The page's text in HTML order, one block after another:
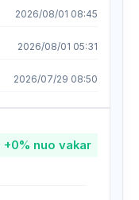
2026/08/01 08:45
2026/08/01 05:31
2026/07/29 08:50
2026/07/27 18:17
2026/07/27 18:17
+0% nuo vakar